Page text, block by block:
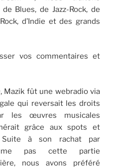
Blues, de Jazz-Rock, de
d’Indie et des grands
vos commentaires et
Mazik fût une webradio via
qui reversait les droits
les œuvres musicales
grâce aux spots et
Suite à son rachat par
pas cette partie
nous avons préféré